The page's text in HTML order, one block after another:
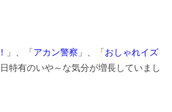
」、「アカン警察 」、「おしゃれイズ
特有のいや～な気分が増長していまし